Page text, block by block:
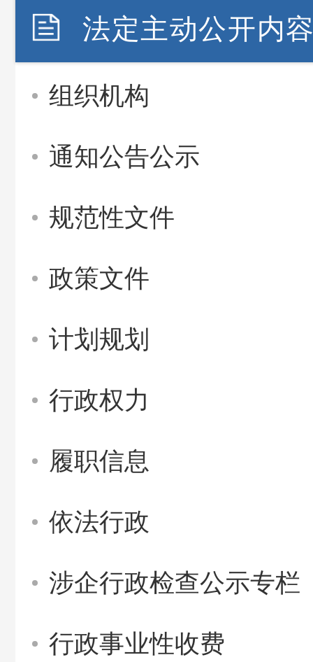
法定主动公开内
组织机构
通知公告公示
规范性文件
政策文件
计划规划
行政权力
履职信息
依法行政
涉企行政检查公示专栏
行政事业性收费